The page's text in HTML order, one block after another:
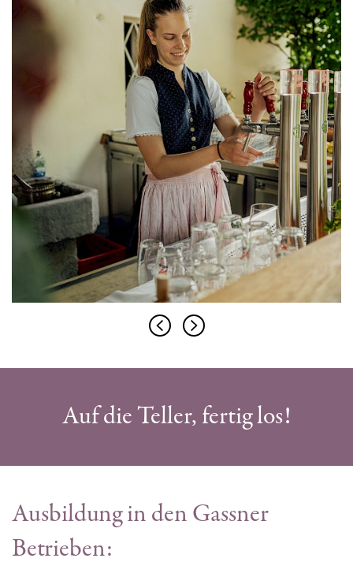
Auf die Teller, fertig los!
Ausbildung in den Gassner
Betrieben: